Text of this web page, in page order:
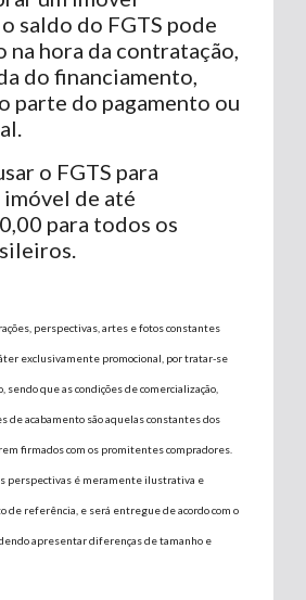
saldo do FGTS pode
hora da contratação,
do financiamento,
parte do pagamento ou
o FGTS para
de até
para todos os
perspectivas, artes e fotos constantes
exclusivamente promocional, por tratar-se
sendo que as condições de comercialização,
de acabamento são aquelas constantes dos
firmados com os promitentes compradores.
perspectivas é meramente ilustrativa e
de referência, e será entregue de acordo com o
apresentar diferenças de tamanho e